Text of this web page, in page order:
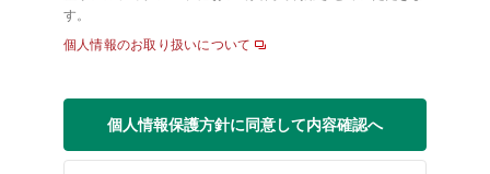
す。
個人情報のお取り扱いについて
個人情報保護方針に同意して内容確認へ